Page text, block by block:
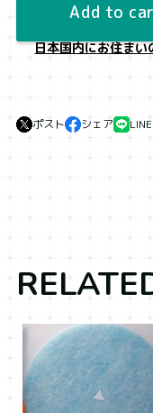
Add to
日本国内にお住まい
ポスト シェア LINE